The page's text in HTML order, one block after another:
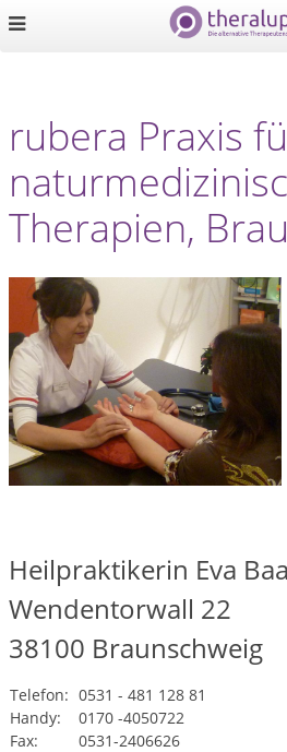
rubera Praxis
Therapien,
Heilpraktikerin Eva
Wendentorwall 22
38100 Braunschweig
Telefon: 0531 - 481 128 81
Handy:
0170 -4050722
Fax:
0531-2406626